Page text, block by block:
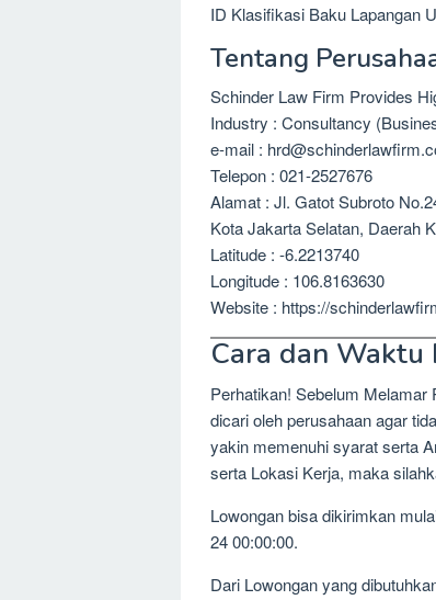
ID Klasifikasi Baku Lapangan
Tentang
Schinder Law Firm Provides
Industry : Consultancy
e-mail :
Telepon : 021-2527676
Alamat : Jl. Gatot Subroto
Kota Jakarta Selatan, Daerah
Latitude : -6.2213740
Longitude : 106.8163630
Website : https://
Cara dan Waktu
Perhatikan! Sebelum
dicari oleh perusahaan agar
yakin memenuhi syarat serta
serta Lokasi Kerja, maka
Lowongan bisa dikirimkan
24 00:00:00.
Dari Lowongan yang